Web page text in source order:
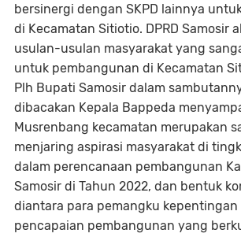
bersinergi dengan SKPD lainnya
di Kecamatan Sitiotio. DPRD Samosir
usulan-usulan masyarakat yang
untuk pembangunan di Kecamatan
Plh Bupati Samosir dalam
dibacakan Kepala Bappeda
Musrenbang kecamatan merupakan
menjaring aspirasi masyarakat di
dalam perencanaan pembangunan
Samosir di Tahun 2022, dan bentuk
diantara para pemangku kepentingan
pencapaian pembangunan yang